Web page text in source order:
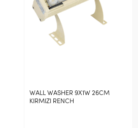
WALL WASHER 9X1W 26CM
KIRMIZI RENCH